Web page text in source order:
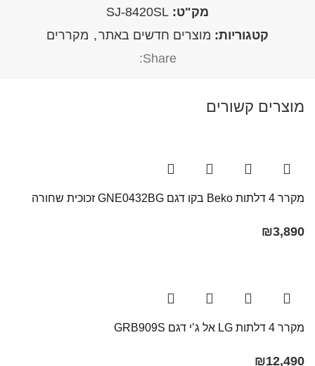
מק"ט: SJ-8420SL
קטגוריות: מוצרים חדשים באתר, מקררים
Share:
מוצרים קשורים
מקרר ‏4 דלתות Beko בקו ‏דגם GNE0432BG זכוכית שחורה
₪3,890
מקרר 4 דלתות LG אל ג’י דגם GRB909S
₪12,490